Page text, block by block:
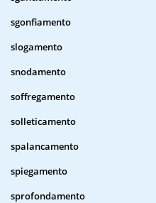
sgonfiamento
slogamento
snodamento
soffregamento
solleticamento
spalancamento
spiegamento
sprofondamento